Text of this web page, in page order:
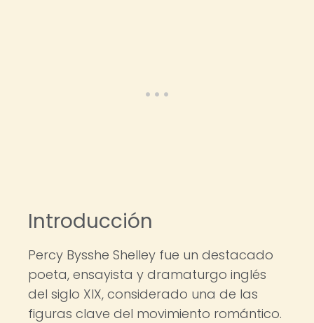
Introducción
Percy Bysshe Shelley fue un destacado
poeta, ensayista y dramaturgo inglés
del siglo XIX, considerado una de las
figuras clave del movimiento romántico.